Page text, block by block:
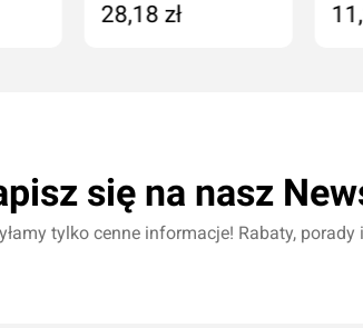
28,18 zł
się na nasz
tylko cenne informacje! Rabaty, porady